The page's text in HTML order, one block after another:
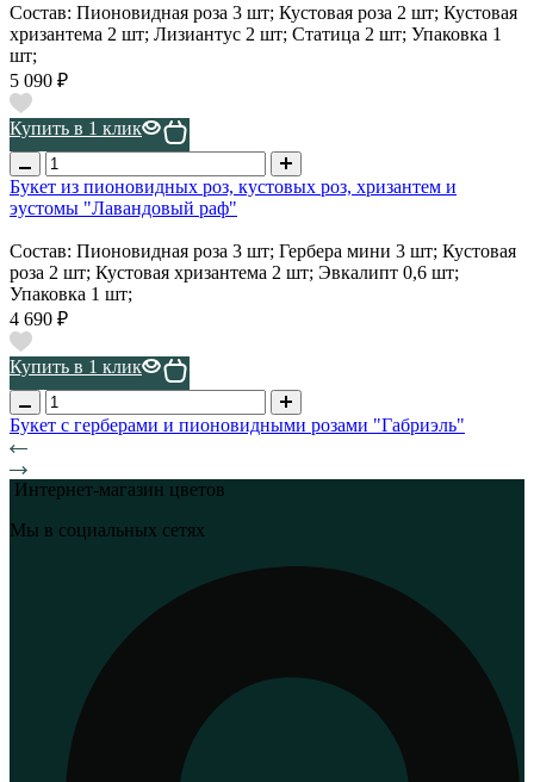
Состав: Пионовидная роза 3 шт; Кустовая роза 2 шт; Кустовая
хризантема 2 шт; Лизиантус 2 шт; Статица 2 шт; Упаковка 1
шт;
5 090 ₽
Купить в 1 клик
Букет из пионовидных роз, кустовых роз, хризантем и
эустомы "Лавандовый раф"
Состав: Пионовидная роза 3 шт; Гербера мини 3 шт; Кустовая
роза 2 шт; Кустовая хризантема 2 шт; Эвкалипт 0,6 шт;
Упаковка 1 шт;
4 690 ₽
Купить в 1 клик
Букет с герберами и пионовидными розами "Габриэль"
Интернет-магазин цветов
Мы в социальных сетях